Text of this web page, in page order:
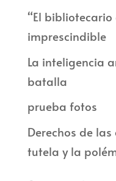
“El
imprescindible
La inteligencia
batalla
prueba fotos
Derechos de
tutela y la